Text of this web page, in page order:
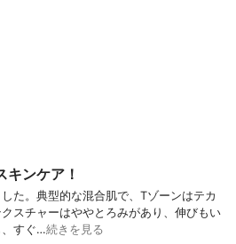
ンケア！
た。典型的な混合肌で、Tゾーンはテカ
スチャーはややとろみがあり、伸びもい
、すぐ…続きを見る